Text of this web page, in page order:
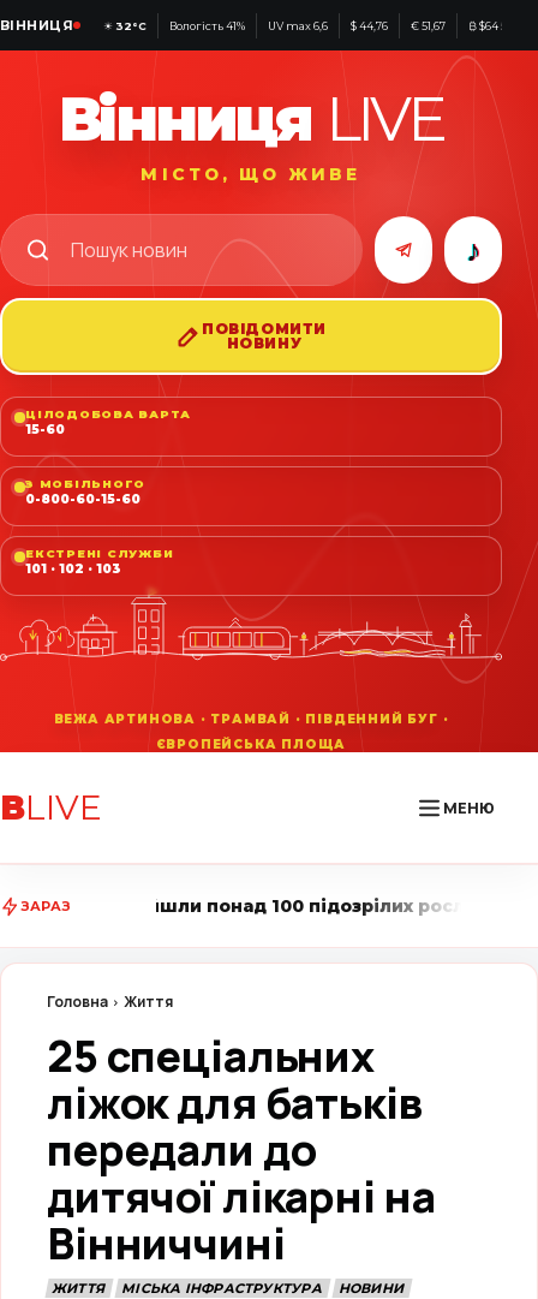
ВІННИЦЯ ☀ 32°C Вологість 41% UV max 6,6 $ 44,76 € 51,67 ₿ $64 583
Вінниця LIVE
МІСТО, ЩО ЖИВЕ
♪
ПОВІДОМИТИ
НОВИНУ
ЦІЛОДОБОВА ВАРТА
15-60
З МОБІЛЬНОГО
0-800-60-15-60
ЕКСТРЕНІ СЛУЖБИ
101 · 102 · 103
ВLIVE МЕНЮ
ЗАРАЗ100 підозрілих рослин • Вінниця LIVE
Головна Життя
25 спеціальних
ліжок для батьків
передали до
дитячої лікарні на
Вінниччині
ЖИТТЯ МІСЬКА ІНФРАСТРУКТУРА НОВИНИ